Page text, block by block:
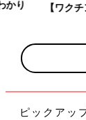
【ワクチン接種
ピックアッ